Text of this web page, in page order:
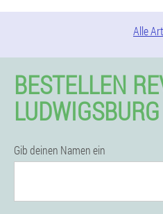
Alle
BESTELLEN
Gib deinen Namen ein